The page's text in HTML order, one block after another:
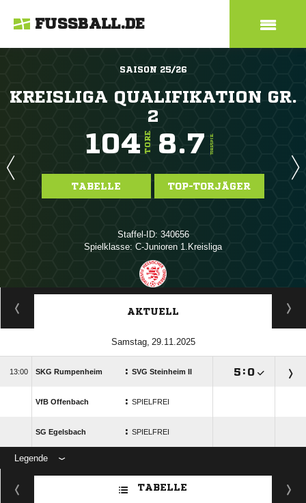
FUSSBALL.DE
SAISON 25/26
KREISLIGA QUALIFIKATION GR.
2
104 TORE 8.7 TORE/SPIEL
TABELLE TOP-TORJÄGER
Staffel-ID: 340656
Spielklasse: C-Junioren 1.Kreisliga
ANZEIGE
AKTUELL
 
 SKG Rumpenheim : SVG Steinheim II  : 
VfB Offenbach : SPIELFREI
SG Egelsbach : SPIELFREI
Legende
ANZEIGE
TABELLE